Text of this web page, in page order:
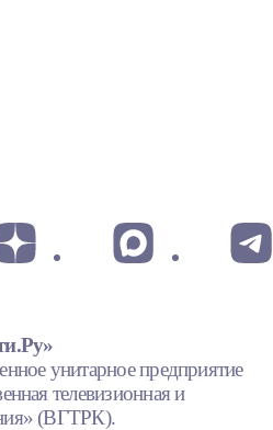
унитарное предприятие
телевизионная и
(ВГТРК).